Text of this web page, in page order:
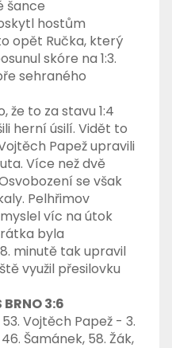
šance
hostům
opět Ručka, který
skóre na 1:3.
sehraného
že to za stavu 1:4
herní úsilí. Vidět to
Papež upravili
Více než dvě
se však
Pelhřimov
víc na útok
byla
minutě tak upravil
využil přesilovku
BRNO 3:6
Vojtěch Papež - 3.
Šamánek, 58. Žák,